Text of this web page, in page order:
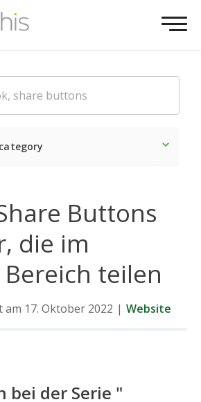
Buttons
die im
teilen
17. Oktober 2022 | Website
bei der Serie "